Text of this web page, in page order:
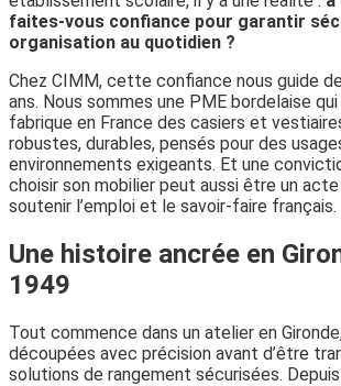
faites-vous confiance pour garantir
organisation au quotidien ?
Chez CIMM, cette confiance nous guide
ans. Nous sommes une PME bordelaise
fabrique en France des casiers et
robustes, durables, pensés pour des
environnements exigeants. Et une
choisir son mobilier peut aussi être un
soutenir l’emploi et le savoir-faire français.
Une histoire ancrée en
1949
Tout commence dans un atelier en
découpées avec précision avant d’être
solutions de rangement sécurisées.